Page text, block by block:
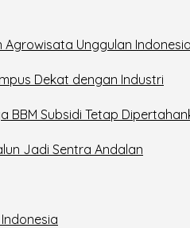
Unggulan Indonesia
Dekat dengan Industri
BBM Subsidi Tetap
Jadi Sentra Andalan